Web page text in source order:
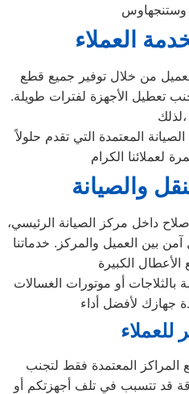
العملاء
من خلال توفير جميع قطع
تعطيل الأجهزة لفترات طويلة.
لذلك،
نحن فخورون بأن نكون جهة الصيانة المعتمدة التي تقدم حلولاً
والصيانة
داخل مركز الصيانة الرئيسي،
بين العميل والمركز. خدماتنا
الكبيرة
بالثلاجات أو موتورات الغسالات
للعملاء
المراكز المعتمدة فقط لتجنب
قد تتسبب في تلف أجهزتكم أو